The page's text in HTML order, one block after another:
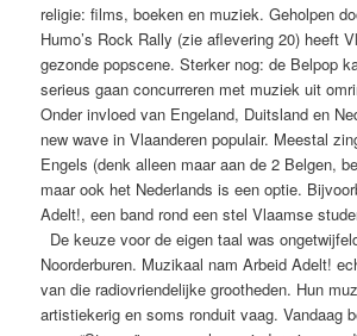
religie: films, boeken en muziek. Geholpen
Humo’s Rock Rally (zie aflevering 20) heeft
gezonde popscene. Sterker nog: de Belpop
serieus gaan concurreren met muziek uit
Onder invloed van Engeland, Duitsland en
new wave in Vlaanderen populair. Meestal
Engels (denk alleen maar aan de 2 Belgen,
maar ook het Nederlands is een optie.
Adelt!, een band rond een stel Vlaamse
De keuze voor de eigen taal was
Noorderburen. Muzikaal nam Arbeid Adelt!
van die radiovriendelijke grootheden. Hun
artistiekerig en soms ronduit vaag. Vandaag